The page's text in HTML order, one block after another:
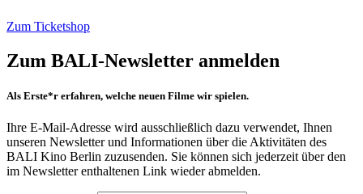
Zum Ticketshop
Zum BALI-Newsletter anmelden
Als Erste*r erfahren, welche neuen Filme wir spielen.
Ihre E-Mail-Adresse wird ausschließlich dazu verwendet, Ihnen
unseren Newsletter und Informationen über die Aktivitäten des
BALI Kino Berlin zuzusenden. Sie können sich jederzeit über den
im Newsletter enthaltenen Link wieder abmelden.